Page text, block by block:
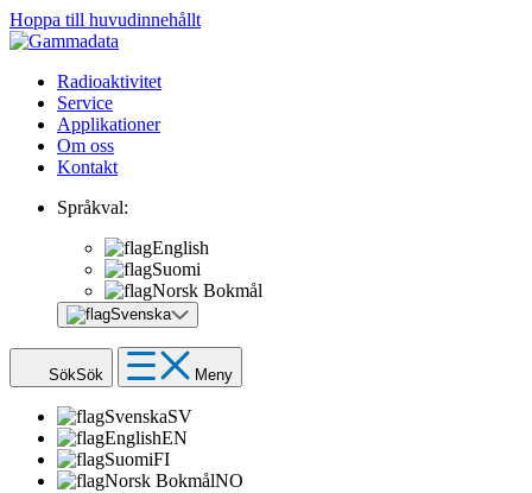
Hoppa till huvudinnehållt
Radioaktivitet
Service
Applikationer
Om oss
Kontakt
Språkval:
English
Suomi
Norsk Bokmål
Svenska
SökSök Meny
SvenskaSV
EnglishEN
SuomiFI
Norsk BokmålNO